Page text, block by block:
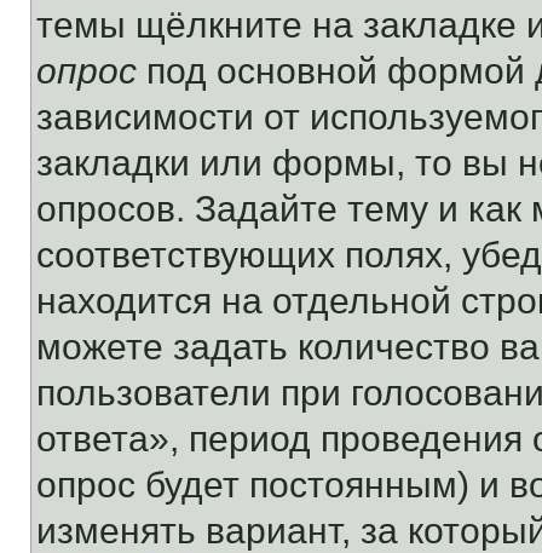
темы щёлкните на
опрос под основной формой
зависимости от
закладки или формы, то вы
опросов. Задайте тему и
соответствующих полях,
находится на отдельной
можете задать количество
пользователи при
ответа», период проведения
опрос будет постоянным) и
изменять вариант, за